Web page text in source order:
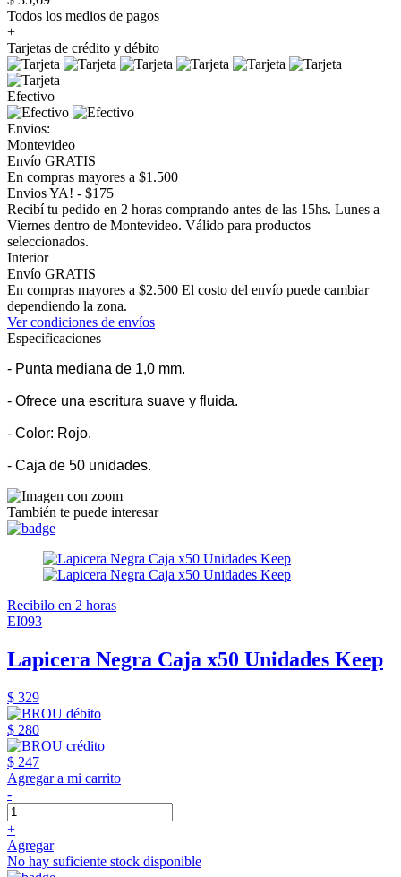
Todos los medios de pagos
+
Tarjetas de crédito y débito
Efectivo
Envios:
Montevideo
Envío GRATIS
En compras mayores a $1.500
Envios YA! - $175
Recibí tu pedido en 2 horas comprando antes de las 15hs. Lunes a
Viernes dentro de Montevideo. Válido para productos
seleccionados.
Interior
Envío GRATIS
En compras mayores a $2.500 El costo del envío puede cambiar
dependiendo la zona.
Ver condiciones de envíos
Especificaciones
- Punta mediana de 1,0 mm.
- Ofrece una escritura suave y fluida.
- Color: Rojo.
- Caja de 50 unidades.
También te puede interesar
Recibilo en 2 horas
EI093
Lapicera Negra Caja x50 Unidades Keep
$ 329
$ 280
$ 247
Agregar a mi carrito
-
+
Agregar
No hay suficiente stock disponible